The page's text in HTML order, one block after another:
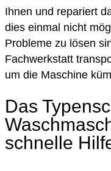
Ihnen und repariert
dies einmal nicht
Probleme zu lösen
Fachwerkstatt
um die Maschine
Das
schnelle